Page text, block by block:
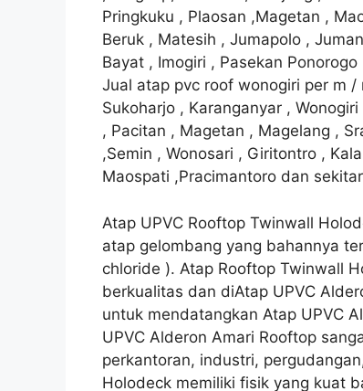
Pringkuku , Plaosan ,Magetan ,
Beruk , Matesih , Jumapolo ,
Bayat , Imogiri , Pasekan
Jual atap pvc roof wonogiri per m
Sukoharjo , Karanganyar ,
, Pacitan , Magetan , Magelang ,
,Semin , Wonosari , Giritontro ,
Maospati ,Pracimantoro dan
Atap UPVC Rooftop Twinwall
atap gelombang yang bahannya
chloride ). Atap Rooftop Twinwall
berkualitas dan diAtap UPVC
untuk mendatangkan Atap UPVC
UPVC Alderon Amari Rooftop
perkantoran, industri,
Holodeck memiliki fisik yang kuat